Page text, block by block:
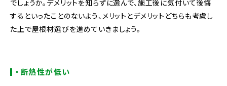
でしょうか。デメリットを知らずに選んで、施工後に気付いて後悔
するといったことのないよう、メリットとデメリットどちらも考慮し
た上で屋根材選びを進めていきましょう。
・断熱性が低い